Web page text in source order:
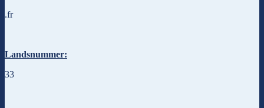
.fr
Landsnummer:
33